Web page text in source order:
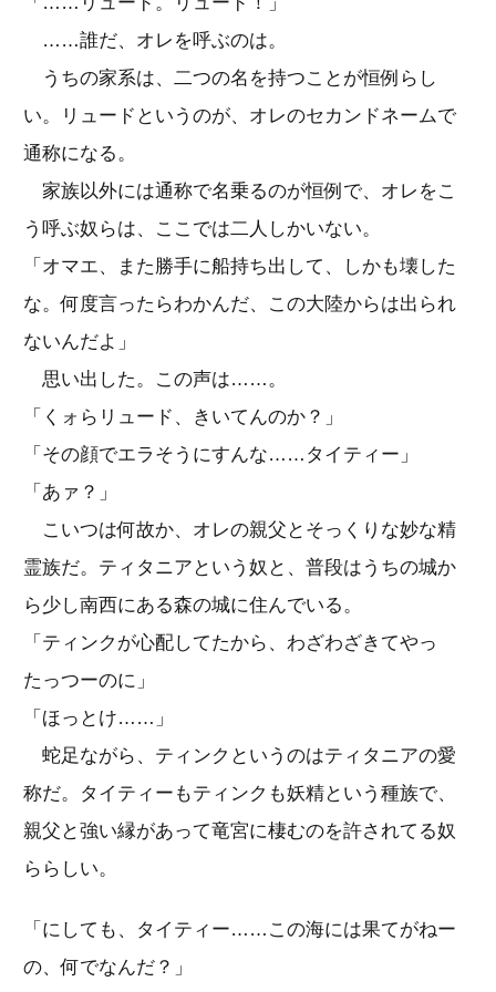
……誰だ、オレを呼ぶのは。
うちの家系は、二つの名を持つことが恒例らし
い。リュードというのが、オレのセカンドネームで
通称になる。
家族以外には通称で名乗るのが恒例で、オレをこ
う呼ぶ奴らは、ここでは二人しかいない。
「オマエ、また勝手に船持ち出して、しかも壊した
な。何度言ったらわかんだ、この大陸からは出られ
ないんだよ」
思い出した。この声は……。
「くォらリュード、きいてんのか？」
「その顔でエラそうにすんな……タイティー」
「あァ？」
こいつは何故か、オレの親父とそっくりな妙な精
霊族だ。ティタニアという奴と、普段はうちの城か
ら少し南西にある森の城に住んでいる。
「ティンクが心配してたから、わざわざきてやっ
たっつーのに」
「ほっとけ……」
蛇足ながら、ティンクというのはティタニアの愛
称だ。タイティーもティンクも妖精という種族で、
親父と強い縁があって竜宮に棲むのを許されてる奴
ららしい。
「にしても、タイティー……この海には果てがねー
の、何でなんだ？」